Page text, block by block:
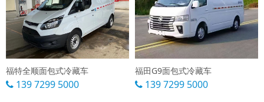
福特全顺面包式冷藏车
139 7299 5000
福田G9面包式冷藏车
139 7299 5000